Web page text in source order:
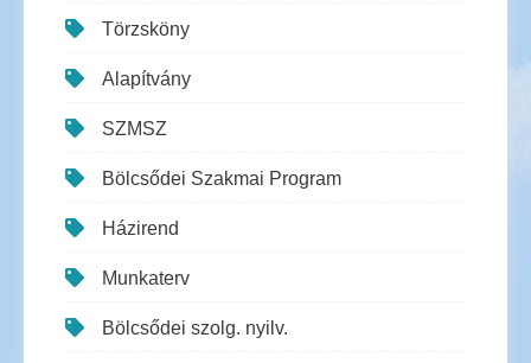
Törzsköny
Alapítvány
SZMSZ
Bölcsődei Szakmai Program
Házirend
Munkaterv
Bölcsődei szolg. nyilv.